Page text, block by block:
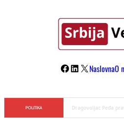
Facebook
LinkedIn
X NaslovnaO
POLITIKA Đilas/Šolak